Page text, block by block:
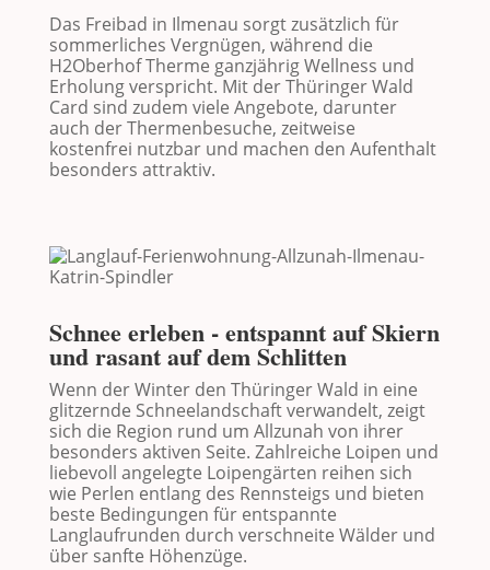
Das Freibad in Ilmenau sorgt zusätzlich für
sommerliches Vergnügen, während die
H2Oberhof Therme ganzjährig Wellness und
Erholung verspricht. Mit der Thüringer Wald
Card sind zudem viele Angebote, darunter
auch der Thermenbesuche, zeitweise
kostenfrei nutzbar und machen den Aufenthalt
besonders attraktiv.
Schnee erleben - entspannt auf Skiern
und rasant auf dem Schlitten
Wenn der Winter den Thüringer Wald in eine
glitzernde Schneelandschaft verwandelt, zeigt
sich die Region rund um Allzunah von ihrer
besonders aktiven Seite. Zahlreiche Loipen und
liebevoll angelegte Loipengärten reihen sich
wie Perlen entlang des Rennsteigs und bieten
beste Bedingungen für entspannte
Langlaufrunden durch verschneite Wälder und
über sanfte Höhenzüge.